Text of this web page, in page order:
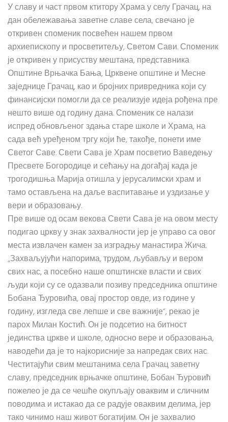
У славу и част првом ктитору Храма у селу Грачац, на
дан обележавања заветне славе села, свечано је
откривен споменик посвећен нашем првом
архиепископу и просветитељу, Светом Сави. Споменик
је откривен у присуству мештана, представника
Општине Врњачка Бања, Црквене општине и Месне
заједнице Грачац, као и бројних привредника који су
финансијски помогли да се реализује идеја рођена пре
нешто више од годину дана. Споменик се налази
испред обновљеног здања старе школе и Храма, на
сада већ уређеном тргу који ће, такође, понети име
Светог Саве. Свети Сава је Храм посветио Ваведењу
Пресвете Богородице и сећању на догађај када је
трогодишња Марија отишла у јерусалимски храм и
тамо остављена на даље васпитавање и уздизање у
вери и образовању.
Пре више од осам векова Свети Сава је на овом месту
подигао цркву у знак захвалности јер је управо са овог
места извлачен камен за изградњу манастира Жича.
„Захваљујући напорима, трудом, љубављу и вером
свих нас, а посебно наше општинске власти и свих
људи који су се одазвали позиву председника општине
Бобана Ђуровића, овај простор овде, из године у
годину, изгледа све лепше и све важније“, рекао је
парох Милан Костић. Он је подсетио на битност
јединства цркве и школе, односно вере и образовања,
наводећи да је то најкорисније за напредак свих нас.
Честитајући свим мештанима села Грачац заветну
славу, председник врњачке општине, Бобан Ђуровић
пожелео је да се чешће окупљају оваквим и сличним
поводима и истакао да се радује оваквим делима, јер
тако чинимо наш живот богатијим. Он је захвалио